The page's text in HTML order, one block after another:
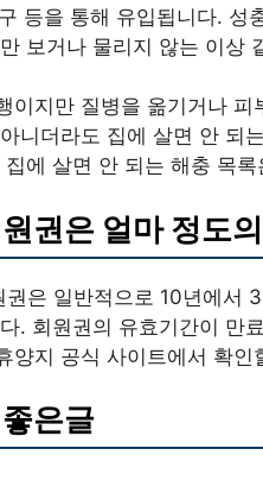
등을 통해 유입됩니다. 성
보거나 물리지 않는 이상
이지만 질병을 옮기거나
니더라도 집에 살면 안 되
에 살면 안 되는 해충 목
권은 얼마 정도
은 일반적으로 10년에서
. 회원권의 유효기간이 만
양지 공식 사이트에서 확인
은글